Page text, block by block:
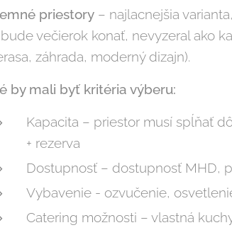
priestory – najlacnejšia
večierok konať, nevyzeral ako
záhrada, moderný dizajn).
by mali byť kritéria výberu:
Kapacita – priestor musí spĺňať
+ rezerva
Dostupnosť – dostupnosť MHD,
Vybavenie - ozvučenie,
Catering možnosti – vlastná